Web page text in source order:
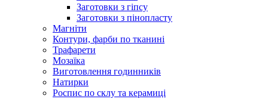
Заготовки з гіпсу
Заготовки з пінопласту
Магніти
Контури, фарби по тканині
Трафарети
Мозаїка
Виготовлення годинників
Натирки
Роспис по склу та керамиці